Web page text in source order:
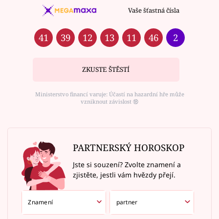
Vaše šťastná čísla
41 39 12 13 11 46 2
ZKUSTE ŠTĚSTÍ
Ministerstvo financí varuje: Účastí na hazardní hře může
vzniknout závislost ⑱
PARTNERSKÝ HOROSKOP
Jste si souzení? Zvolte znamení a
zjistěte, jestli vám hvězdy přejí.